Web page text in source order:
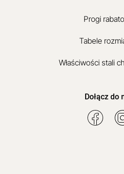
Progi
Tabele
Właściwości stali
Dołącz do